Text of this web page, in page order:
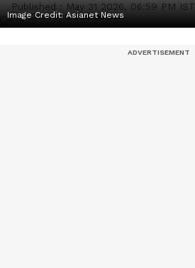
Published : May 31 2026, 06:59 PM IST
Image Credit:Asianet News